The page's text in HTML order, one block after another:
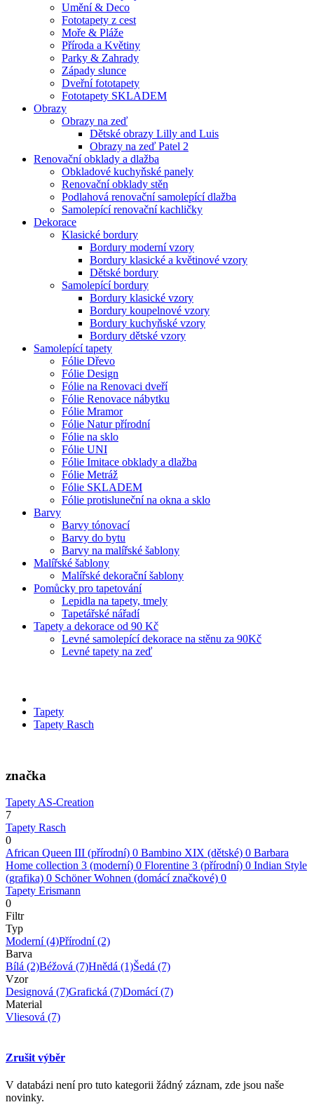
Umění & Deco
Fototapety z cest
Moře & Pláže
Příroda a Květiny
Parky & Zahrady
Západy slunce
Dveřní fototapety
Fototapety SKLADEM
Obrazy
Obrazy na zeď
Dětské obrazy Lilly and Luis
Obrazy na zeď Patel 2
Renovační obklady a dlažba
Obkladové kuchyňské panely
Renovační obklady stěn
Podlahová renovační samolepící dlažba
Samolepící renovační kachličky
Dekorace
Klasické bordury
Bordury moderní vzory
Bordury klasické a květinové vzory
Dětské bordury
Samolepící bordury
Bordury klasické vzory
Bordury koupelnové vzory
Bordury kuchyňské vzory
Bordury dětské vzory
Samolepící tapety
Fólie Dřevo
Fólie Design
Fólie na Renovaci dveří
Fólie Renovace nábytku
Fólie Mramor
Fólie Natur přírodní
Fólie na sklo
Fólie UNI
Fólie Imitace obklady a dlažba
Fólie Metráž
Fólie SKLADEM
Fólie protisluneční na okna a sklo
Barvy
Barvy tónovací
Barvy do bytu
Barvy na malířské šablony
Malířské šablony
Malířské dekorační šablony
Pomůcky pro tapetování
Lepidla na tapety, tmely
Tapetářské nářadí
Tapety a dekorace od 90 Kč
Levné samolepící dekorace na stěnu za 90Kč
Levné tapety na zeď
Tapety
Tapety Rasch
značka
Tapety AS-Creation
7
Tapety Rasch
0
African Queen III (přírodní) 0 Bambino XIX (dětské) 0 Barbara
Home collection 3 (moderní) 0 Florentine 3 (přírodní) 0 Indian Style
(grafika) 0 Schöner Wohnen (domácí značkové) 0
Tapety Erismann
0
Filtr
Typ
Moderní(4)Přírodní(2)
Barva
Bílá (2)Béžová (7)Hnědá (1)Šedá (7)
Vzor
Designová (7)Grafická (7)Domácí(7)
Material
Vliesová (7)
Zrušit výběr
V databázi není pro tuto kategorii žádný záznam, zde jsou naše
novinky.